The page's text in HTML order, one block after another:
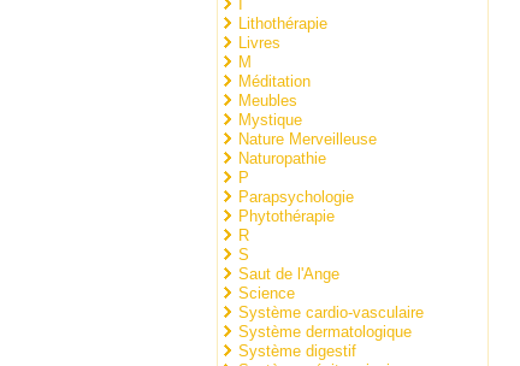
Lithothérapie
Livres
M
Méditation
Meubles
Mystique
Nature Merveilleuse
Naturopathie
P
Parapsychologie
Phytothérapie
R
S
Saut de l'Ange
Science
Système cardio-vasculaire
Système dermatologique
Système digestif